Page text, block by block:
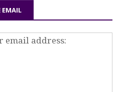
EMAIL
email address: